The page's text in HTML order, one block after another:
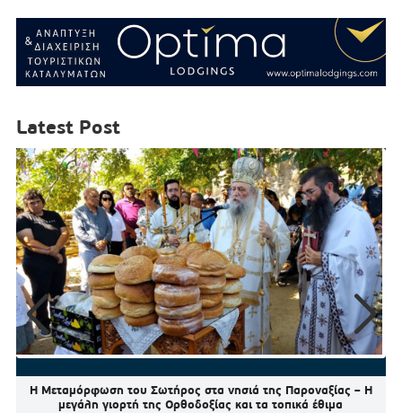
Latest Post
Η Μεταμόρφωση του Σωτήρος στα νησιά της Παροναξίας – Η
μεγάλη γιορτή της Ορθοδοξίας και τα τοπικά έθιμα